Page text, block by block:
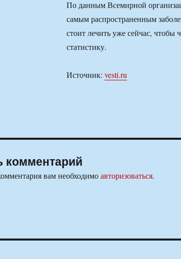
По данным Всемирной
самым распространенным
стоит лечить уже сейчас, чтобы
статистику.
Источник: vesti.ru
комментарий
вам необходимоавторизоваться.